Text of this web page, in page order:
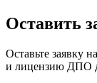
Оставить
Оставьте заявку
и лицензию ДПО